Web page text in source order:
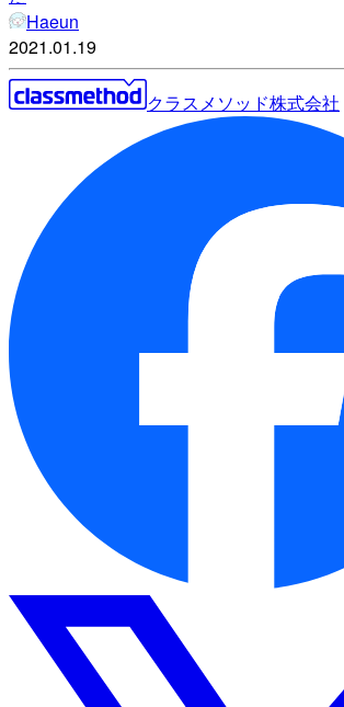
Haeun
2021.01.19
クラスメソッド株式会社